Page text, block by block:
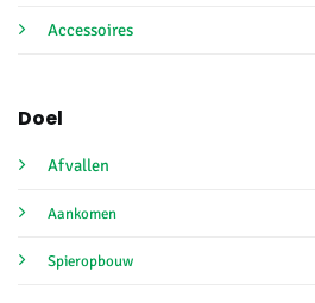
Accessoires
Doel
Afvallen
Aankomen
Spieropbouw